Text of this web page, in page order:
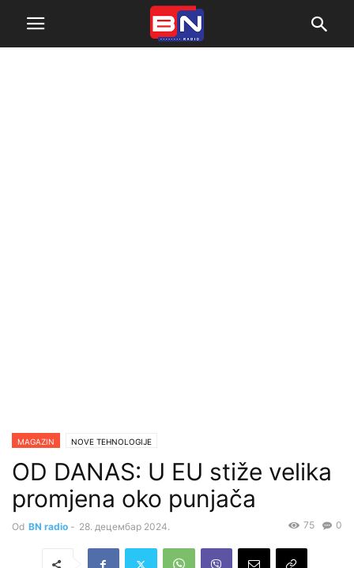
MAGAZIN NOVE TEHNOLOGIJE
OD DANAS: U EU stiže velika
promjena oko punjača
Od BN radio - 28. децембар 2024. 0
75